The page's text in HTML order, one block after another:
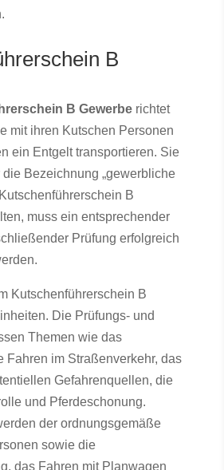
B
B Gewerberichtet
mit ihren Kutschen Personen
ein Entgelt transportieren. Sie
Bezeichnung „gewerbliche
B
muss ein entsprechender
Prüfung erfolgreich
Kutschenführerschein B
Die Prüfungs- und
Themen wie das
Fahren im Straßenverkehr, das
Gefahrenquellen, die
und Pferdeschonung.
der ordnungsgemäße
sowie die
das Fahren mit Planwagen